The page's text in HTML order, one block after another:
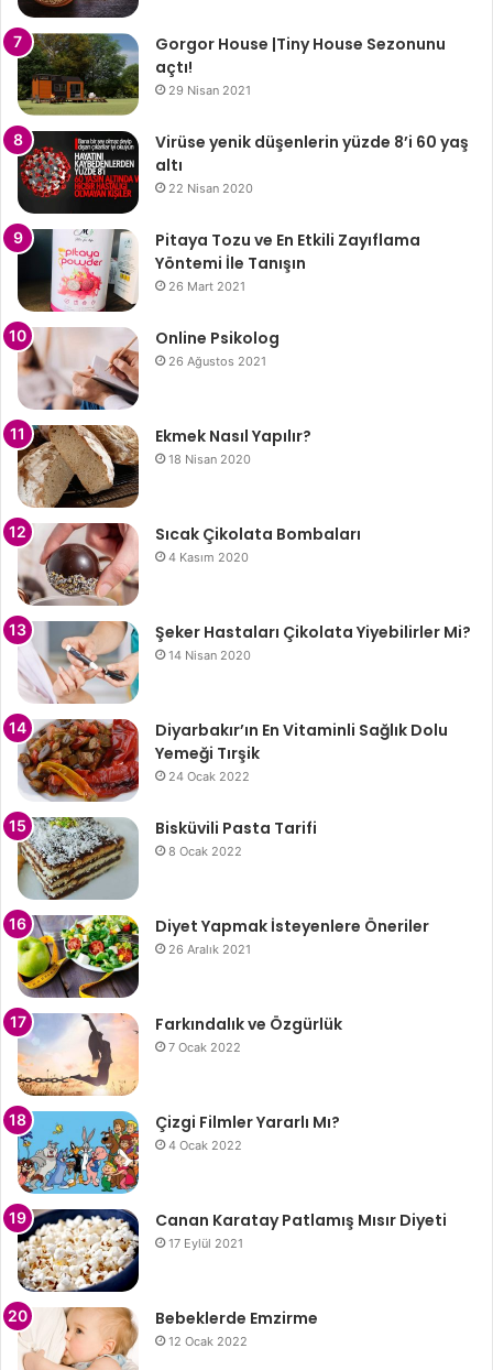
Gorgor House |Tiny House Sezonunu
açtı!
29 Nisan 2021
Virüse yenik düşenlerin yüzde 8’i 60 yaş
altı
22 Nisan 2020
Pitaya Tozu ve En Etkili Zayıflama
Yöntemi İle Tanışın
26 Mart 2021
Online Psikolog
26 Ağustos 2021
Ekmek Nasıl Yapılır?
18 Nisan 2020
Sıcak Çikolata Bombaları
4 Kasım 2020
Şeker Hastaları Çikolata Yiyebilirler Mi?
14 Nisan 2020
Diyarbakır’ın En Vitaminli Sağlık Dolu
Yemeği Tırşik
24 Ocak 2022
Bisküvili Pasta Tarifi
8 Ocak 2022
Diyet Yapmak İsteyenlere Öneriler
26 Aralık 2021
Farkındalık ve Özgürlük
7 Ocak 2022
Çizgi Filmler Yararlı Mı?
4 Ocak 2022
Canan Karatay Patlamış Mısır Diyeti
17 Eylül 2021
Bebeklerde Emzirme
12 Ocak 2022